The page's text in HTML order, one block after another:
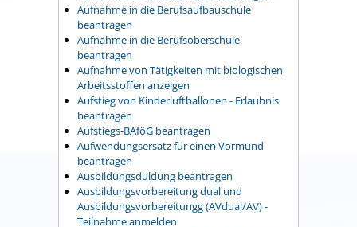
Aufnahme in die Berufsaufbauschule
beantragen
Aufnahme in die Berufsoberschule
beantragen
Aufnahme von Tätigkeiten mit biologischen
Arbeitsstoffen anzeigen
Aufstieg von Kinderluftballonen - Erlaubnis
beantragen
Aufstiegs-BAföG beantragen
Aufwendungsersatz für einen Vormund
beantragen
Ausbildungsduldung beantragen
Ausbildungsvorbereitung dual und
Ausbildungsvorbereitungg (AVdual/AV) -
Teilnahme anmelden